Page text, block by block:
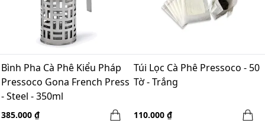
Bình Pha Cà Phê Kiểu Pháp
Pressoco Gona French Press
- Steel - 350ml
385.000 ₫
Túi Lọc Cà Phê Pressoco - 50
Tờ - Trắng
110.000 ₫